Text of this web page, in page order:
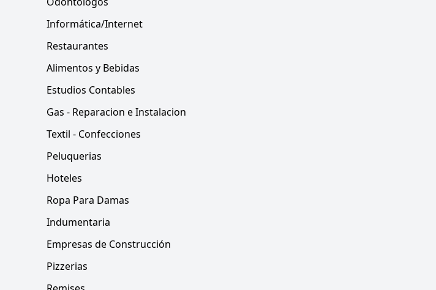
Informática/Internet
Restaurantes
Alimentos y Bebidas
Estudios Contables
Gas - Reparacion e Instalacion
Textil - Confecciones
Peluquerias
Hoteles
Ropa Para Damas
Indumentaria
Empresas de Construcción
Pizzerias